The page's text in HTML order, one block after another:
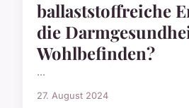
ballaststoffreiche
die
Wohlbefinden?
...
27. August 2024